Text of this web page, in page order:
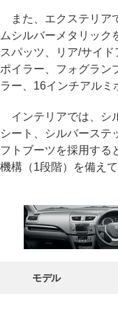
また、エクステリア
ムシルバーメタリック
スパッツ、リア/サイ
ポイラー、フォグラン
ラー、16インチアルミ
インテリアでは、シ
シート、シルバーステ
フトブーツを採用する
機構（1段階）を備えて
モデル